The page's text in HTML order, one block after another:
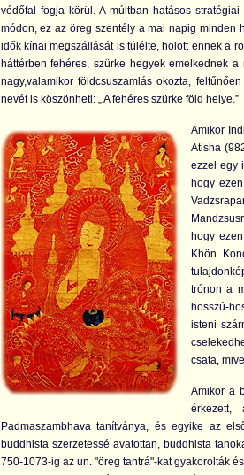
védőfal fogja körül. A múltban hatásos
módon, ez az öreg szentély a mai napig minden
idők kínai megszállását is túlélte, holott ennek a
háttérben fehéres, szürke hegyek emelkednek
nagy,valamikor földcsuszamlás okozta,
nevét is köszönheti: „ A fehéres szürke föld helye.”
Amikor
Atisha
ezzel egy
hogy
hogy
Khön
trónon a
hosszú-
isteni
csata,
Amikor a
érkezett,
Padmaszambhava tanítványa, és egyike az
buddhista szerzetessé avatottan, buddhista
750-1073-ig az un. "öreg tantrá"-kat gyakorolták